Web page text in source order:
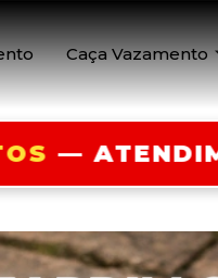
Caça Vazamento